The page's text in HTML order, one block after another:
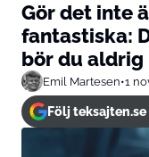
Gör det inte
fantastiska:
bör du aldrig
Emil Martesen•1
Följ teksajten.se